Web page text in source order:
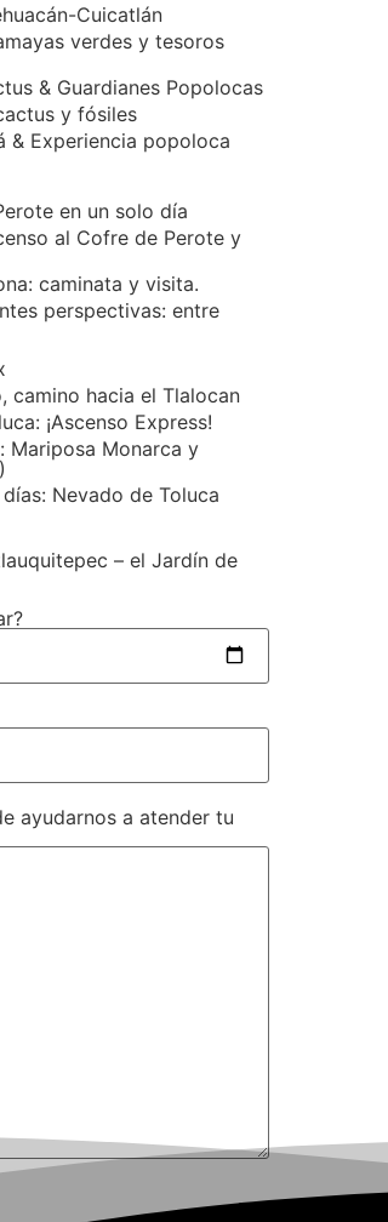
Cuicatlán
verdes y tesoros
& Guardianes Popolocas
y fósiles
& Experiencia popoloca
en un solo día
al Cofre de Perote y
caminata y visita.
perspectivas: entre
camino hacia el Tlalocan
¡Ascenso Express!
Mariposa Monarca y
Nevado de Toluca
– el Jardín de
ayudarnos a atender tu